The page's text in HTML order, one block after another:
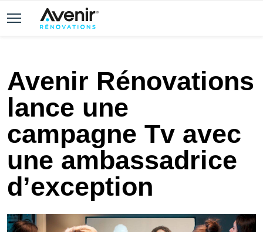
Avenir Rénovations
lance une
campagne Tv avec
une ambassadrice
d’exception